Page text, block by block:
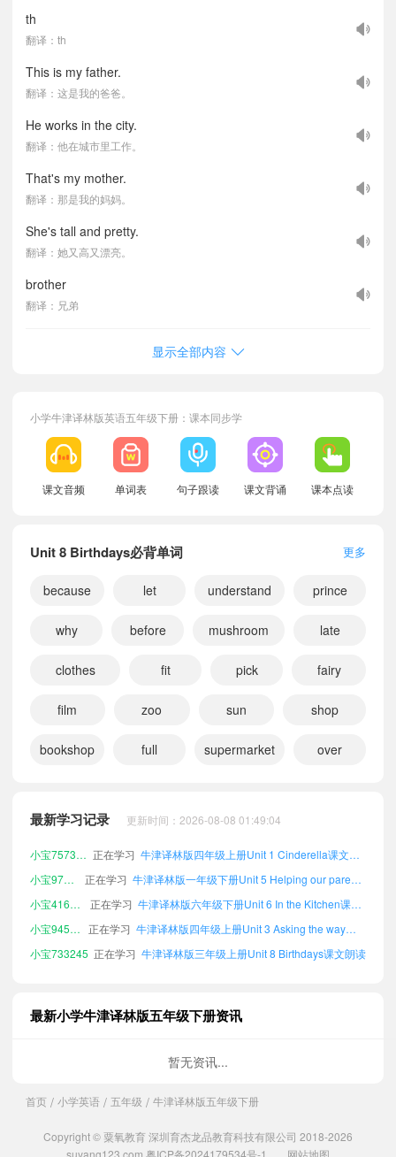
th
翻译：th
This is my father.
翻译：这是我的爸爸。
He works in the city.
翻译：他在城市里工作。
That's my mother.
翻译：那是我的妈妈。
She's tall and pretty.
翻译：她又高又漂亮。
brother
翻译：兄弟
显示全部内容
小学牛津译林版英语五年级下册：课本同步学
课文音频 单词表 句子跟读 课文背诵 课本点读
Unit 8 Birthdays必背单词 更多
because let understand prince
why before mushroom late
clothes fit pick fairy
film zoo sun shop
bookshop full supermarket over
最新学习记录 更新时间：2026-08-08 01:49:04
小宝296810 正在学习
小宝757318 正在学习
小宝971253
正在学习
牛津译林版一年级下册Unit 5 Helping our parents课文朗读
小宝416828
正在学习
牛津译林版六年级下册Unit 6 In the Kitchen课文朗读
小宝945492
正在学习
牛津译林版四年级上册Unit 3 Asking the way课文朗读
小宝733245
正在学习
牛津译林版三年级上册Unit 8 Birthdays课文朗读
小宝844926 正在学习
牛津译林版二年级上册Project 1 Around our city课文朗读
小宝919910 正在学习
牛津译林版二年级上册Word lists课文朗读
小宝531436 正在学习 牛津译林版五年级上册Unit 8 Birthdays课文朗读
最新小学牛津译林版五年级下册资讯
暂无资讯...
首页 / 小学英语 / 五年级 / 牛津译林版五年级下册
Copyright © 粟氧教育 深圳育杰龙品教育科技有限公司 2018-2026
suyang123.com 粤ICP备2024179534号-1 网站地图